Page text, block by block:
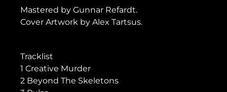
Mastered by Gunnar Refardt.
Cover Artwork by Alex Tartsus.
Tracklist
1 Creative Murder
2 Beyond The Skeletons